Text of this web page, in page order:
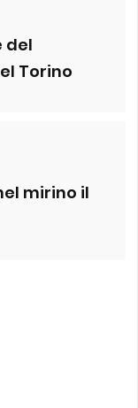
del
Torino
mirino il